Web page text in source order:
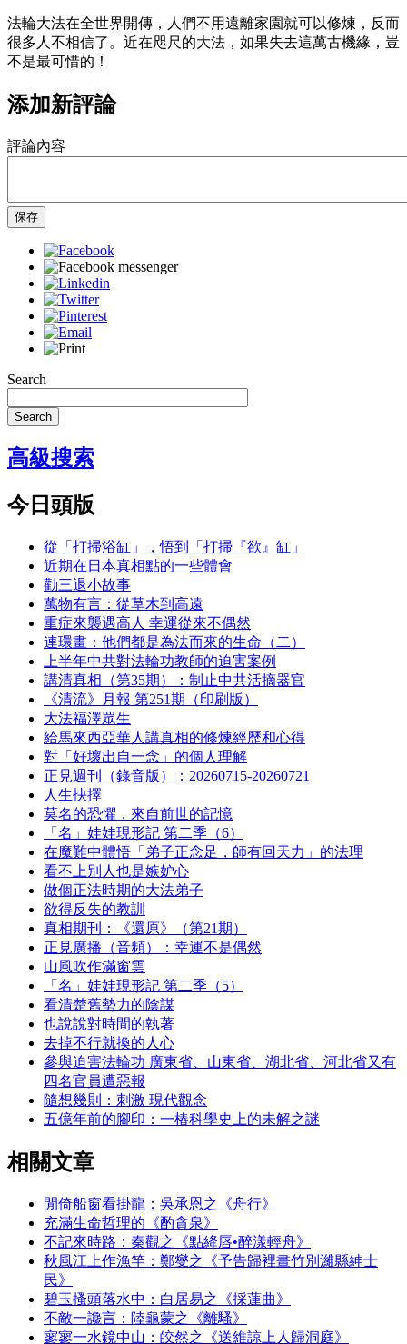
法輪大法在全世界開傳，人們不用遠離家園就可以修煉，反而
很多人不相信了。近在咫尺的大法，如果失去這萬古機緣，豈
不是最可惜的！
添加新評論
評論內容
保存
Search
Search
高級搜索
今日頭版
從「打掃浴缸」，悟到「打掃『欲』缸」
近期在日本真相點的一些體會
勸三退小故事
萬物有言：從草木到高遠
重症來襲遇高人 幸運從來不偶然
連環畫：他們都是為法而來的生命（二）
上半年中共對法輪功教師的迫害案例
講清真相（第35期）：制止中共活摘器官
《清流》月報 第251期（印刷版）
大法福澤眾生
給馬來西亞華人講真相的修煉經歷和心得
對「好壞出自一念」的個人理解
正見週刊（錄音版）：20260715-20260721
人生抉擇
莫名的恐懼，來自前世的記憶
「名」娃娃現形記 第二季（6）
在魔難中體悟「弟子正念足，師有回天力」的法理
看不上別人也是嫉妒心
做個正法時期的大法弟子
欲得反失的教訓
真相期刊：《還原》（第21期）
正見廣播（音頻）：幸運不是偶然
山風吹作滿窗雲
「名」娃娃現形記 第二季（5）
看清楚舊勢力的陰謀
也說說對時間的執著
去掉不行就換的人心
參與迫害法輪功 廣東省、山東省、湖北省、河北省又有
四名官員遭惡報
隨想幾則：刺激 現代觀念
五億年前的腳印：一樁科學史上的未解之謎
相關文章
閒倚船窗看掛龍：吳承恩之《舟行》
充滿生命哲理的《酌貪泉》
不記來時路：秦觀之《點絳唇•醉漾輕舟》
秋風江上作漁竿：鄭燮之《予告歸裡畫竹別濰縣紳士
民》
碧玉搔頭落水中：白居易之《採蓮曲》
不敵一讒言：陸龜蒙之《離騷》
寥寥一水鏡中山：皎然之《送維諒上人歸洞庭》